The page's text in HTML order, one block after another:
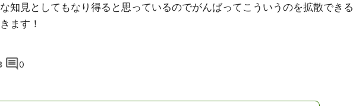
知見としてもなり得ると思っているのでがんばってこういうのを拡散できる
ます！
comment0